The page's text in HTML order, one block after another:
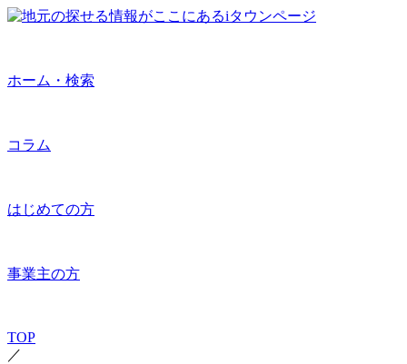
ホーム・検索
コラム
はじめての方
事業主の方
TOP
／